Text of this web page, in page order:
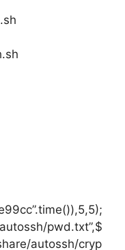
pwd.txt”,$
autossh/cryp